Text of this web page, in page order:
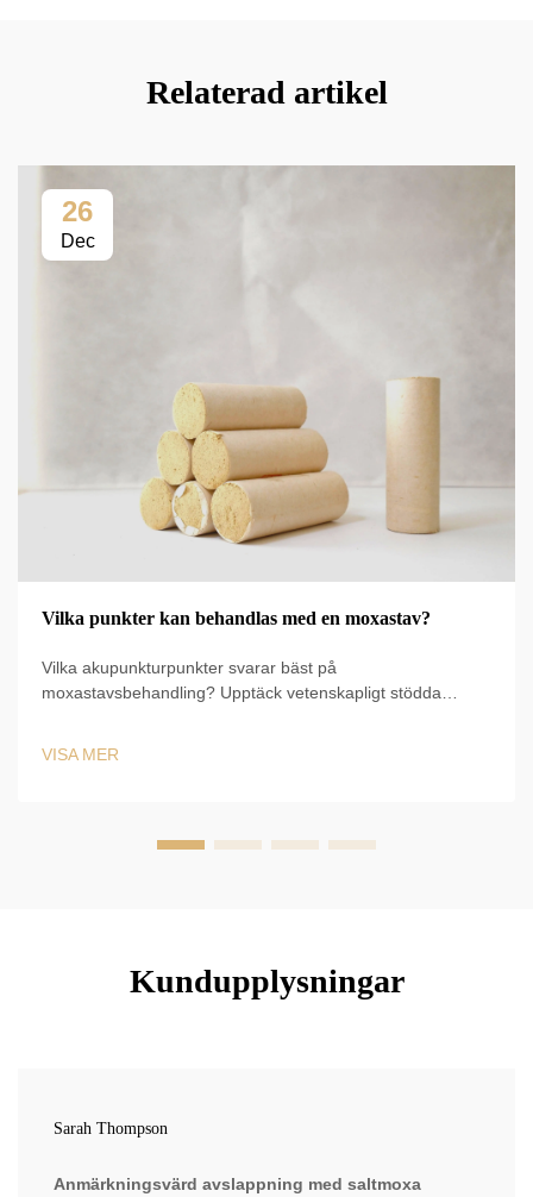
Relaterad artikel
26
Dec
Vilka punkter kan behandlas med en moxastav?
Vilka akupunkturpunkter svarar bäst på
moxastavsbehandling? Upptäck vetenskapligt stödda
VISA MER
Kundupplysningar
Sarah Thompson
Anmärkningsvärd avslappning med saltmoxa